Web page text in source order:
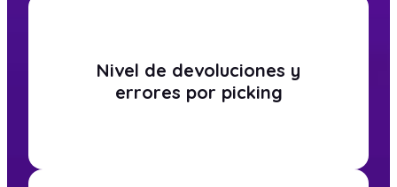
Nivel de devoluciones y
errores por picking